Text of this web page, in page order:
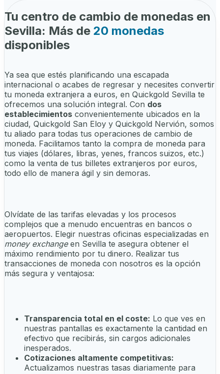
Tu centro de cambio de monedas en
Sevilla: Más de 20 monedas
disponibles
Ya sea que estés planificando una escapada
internacional o acabes de regresar y necesites convertir
tu moneda extranjera a euros, en Quickgold Sevilla te
ofrecemos una solución integral. Con dos
establecimientos convenientemente ubicados en la
ciudad, Quickgold San Eloy y Quickgold Nervión, somos
tu aliado para todas tus operaciones de cambio de
moneda. Facilitamos tanto la compra de moneda para
tus viajes (dólares, libras, yenes, francos suizos, etc.)
como la venta de tus billetes extranjeros por euros,
todo ello de manera ágil y sin demoras.
Olvídate de las tarifas elevadas y los procesos
complejos que a menudo encuentras en bancos o
aeropuertos. Elegir nuestras oficinas especializadas en
money exchangeen Sevilla te asegura obtener el
máximo rendimiento por tu dinero. Realizar tus
transacciones de moneda con nosotros es la opción
más segura y ventajosa:
Transparencia total en el coste: Lo que ves en
nuestras pantallas es exactamente la cantidad en
efectivo que recibirás, sin cargos adicionales
inesperados.
Cotizaciones altamente competitivas:
Actualizamos nuestras tasas diariamente para